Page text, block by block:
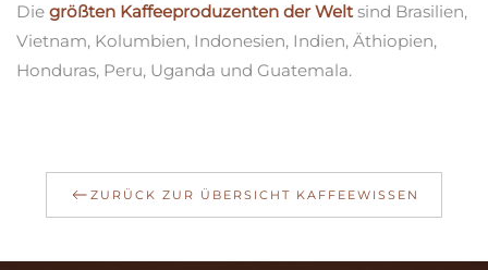
Die größten Kaffeeproduzenten der Weltsind Brasilien,
Vietnam, Kolumbien, Indonesien, Indien, Äthiopien,
Honduras, Peru, Uganda und Guatemala.
ZURÜCK ZUR ÜBERSICHT KAFFEEWISSEN